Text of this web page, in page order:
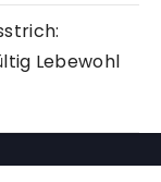
Lebewohl